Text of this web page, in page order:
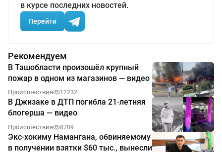
в курсе последних новостей.
Перейти
Рекомендуем
В Ташобласти произошёл крупный
пожар в одном из магазинов — видео
Происшествия 12232
В Джизаке в ДТП погибла 21-летняя
блогерша — видео
Происшествия 8709
Экс-хокиму Намангана, обвиняемому
в получении взятки $60 тыс., вынесли